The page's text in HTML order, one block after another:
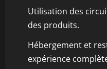
Utilisation des
des produits.
Hébergement et
expérience